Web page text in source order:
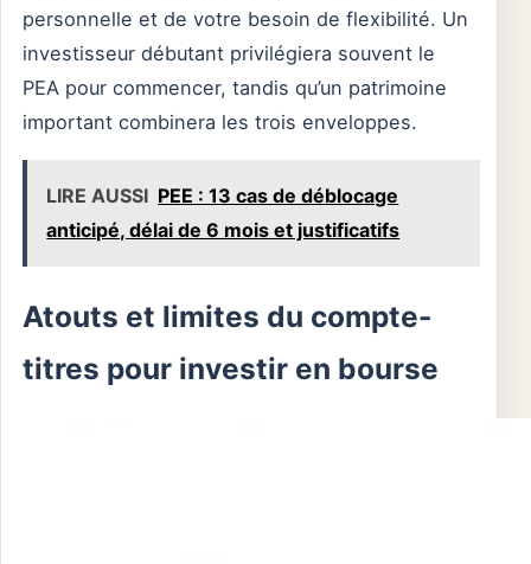
personnelle et de votre besoin de flexibilité. Un
investisseur débutant privilégiera souvent le
PEA pour commencer, tandis qu’un patrimoine
important combinera les trois enveloppes.
LIRE AUSSI PEE : 13 cas de déblocage
anticipé, délai de 6 mois et justificatifs
Atouts et limites du compte-
titres pour investir en bourse